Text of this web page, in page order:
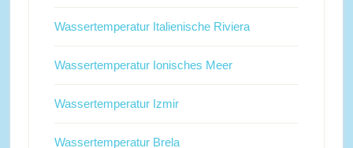
Wassertemperatur Italienische Riviera
Wassertemperatur Ionisches Meer
Wassertemperatur Izmir
Wassertemperatur Brela